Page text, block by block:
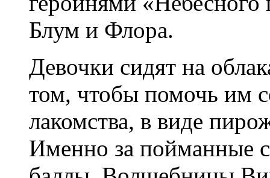
Блум и Флора.
Девочки сидят на
том, чтобы помочь им
лакомства, в виде
Именно за пойманные